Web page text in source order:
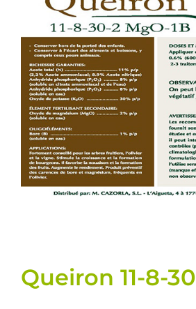
Semences
Divers
Fiches produits
Cultures
Contact
Queiron 11-8-30